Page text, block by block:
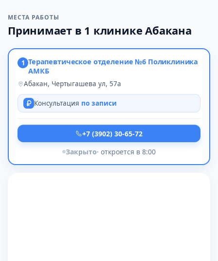
МЕСТА РАБОТЫ
Принимает в 1 клинике Абакана
1 Терапевтическое отделение №6 Поликлиника
АМКБ
Абакан, Чертыгашева ул, 57а
Консультация по записи
+7 (3902) 30-65-72
Закрыто· откроется в 8:00